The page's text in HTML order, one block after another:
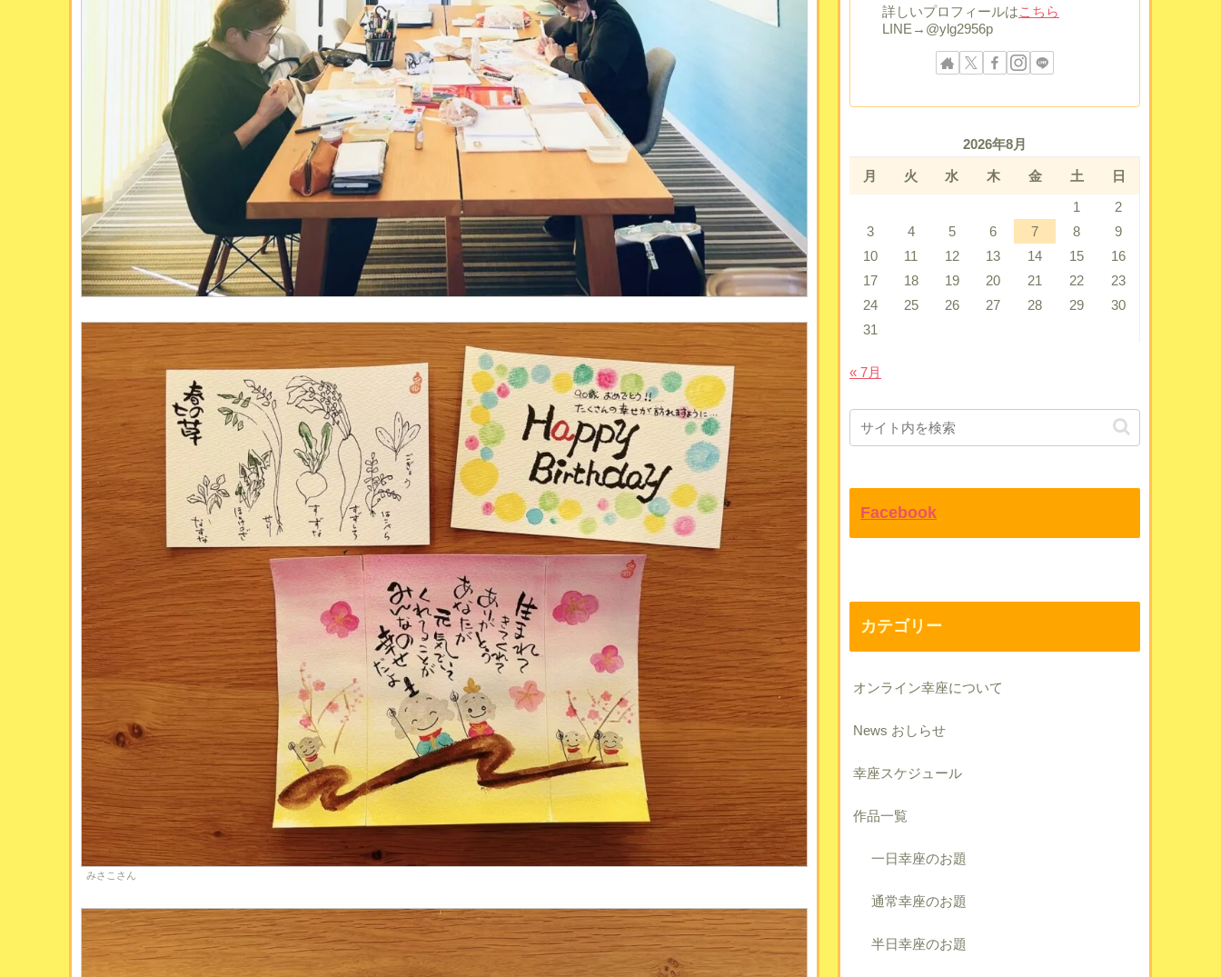
みさこさん
詳しいプロフィールはこちら
LINE→@ylg2956p
2026年8月
月 火 水 木 金 土
日
1
2
3
4 5 6 7 8
9
10
11 12 13 14 15
16
17
18 19 20 21 22
23
24
25 26 27 28 29
30
31
« 7月
Facebook
カテゴリー
オンライン幸座について
News おしらせ
幸座スケジュール
作品一覧
一日幸座のお題
通常幸座のお題
半日幸座のお題